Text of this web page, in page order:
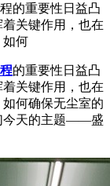
的重要性日益凸
关键作用，也在
如何
的重要性日益凸
关键作用，也在
何确保无尘室的
今天的主题——盛